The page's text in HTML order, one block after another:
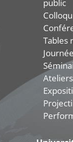
public
Tables
Ateliers